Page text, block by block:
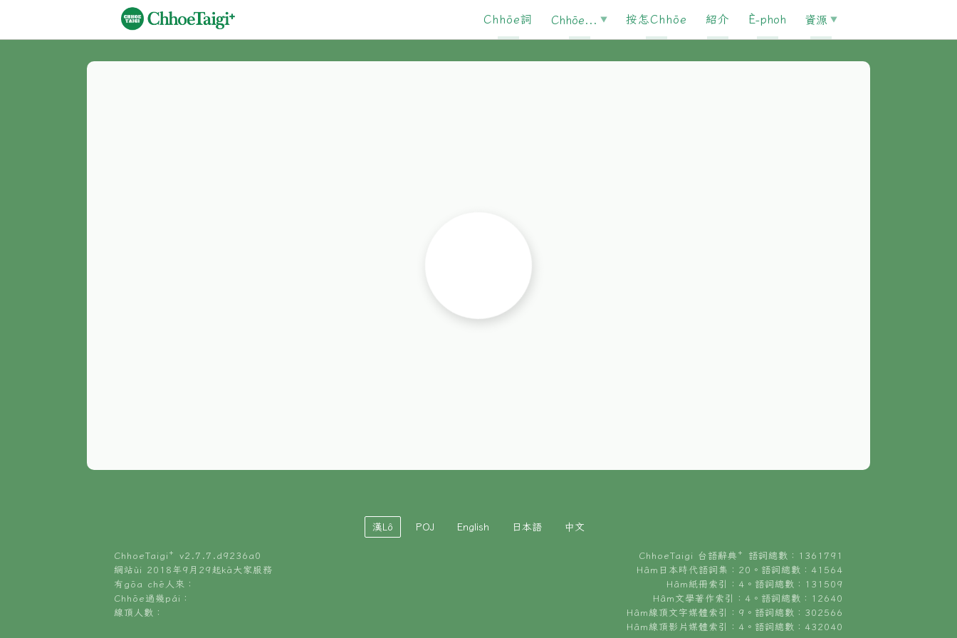
Chhōe詞 Chhōe... 按怎Chhōe 紹介 È-phoh 資源
漢Lô POJ English 日本語 中文
ChhoeTaigi⁺ v2.7.7.d9236a0
網站ùi 2018年9月29起kā大家服務
有gōa chē人來：
Chhōe過幾pái：
線頂人數：
ChhoeTaigi 台語辭典⁺ 語詞總數：1361791
Hâm日本時代語詞集：20。語詞總數：41564
Hâm紙冊索引：4。語詞總數：131509
Hâm文學著作索引：4。語詞總數：12640
Hâm線頂文字媒體索引：9。語詞總數：302566
Hâm線頂影片媒體索引：4。語詞總數：432040